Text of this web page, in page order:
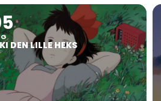
DEN LILLE HEKS